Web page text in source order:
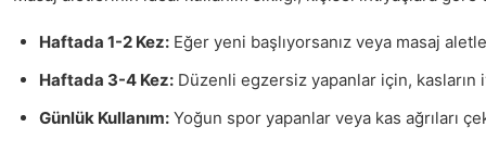
Haftada 1-2 Kez: Eğer yeni başlıyorsanız veya masaj
Haftada 3-4 Kez: Düzenli egzersiz yapanlar için, kasların
Günlük Kullanım: Yoğun spor yapanlar veya kas ağrıları